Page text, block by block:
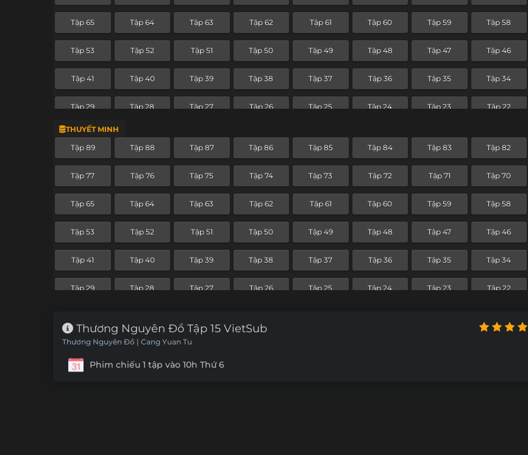
Tập 65 Tập 64 Tập 63 Tập 62 Tập 61 Tập 60 Tập 59 Tập 58
Tập 53 Tập 52 Tập 51 Tập 50 Tập 49 Tập 48 Tập 47 Tập 46
Tập 41 Tập 40 Tập 39 Tập 38 Tập 37 Tập 36 Tập 35 Tập 34
Tập 29 Tập 28 Tập 27 Tập 26 Tập 25 Tập 24 Tập 23 Tập 22
Tập 17
THUYẾT MINH
Tập 89 Tập 88 Tập 87 Tập 86 Tập 85 Tập 84 Tập 83 Tập 82
Tập 77 Tập 76 Tập 75 Tập 74 Tập 73 Tập 72 Tập 71 Tập 70
Tập 65 Tập 64 Tập 63 Tập 62 Tập 61 Tập 60 Tập 59 Tập 58
Tập 53 Tập 52 Tập 51 Tập 50 Tập 49 Tập 48 Tập 47 Tập 46
Tập 41 Tập 40 Tập 39 Tập 38 Tập 37 Tập 36 Tập 35 Tập 34
Tập 29 Tập 28 Tập 27 Tập 26 Tập 25 Tập 24 Tập 23 Tập 22
Tập 5
Thương Nguyên Đồ Tập 15 VietSub
Thương Nguyên Đồ | Cang Yuan Tu
Phim chiếu 1 tập vào 10h Thứ 6